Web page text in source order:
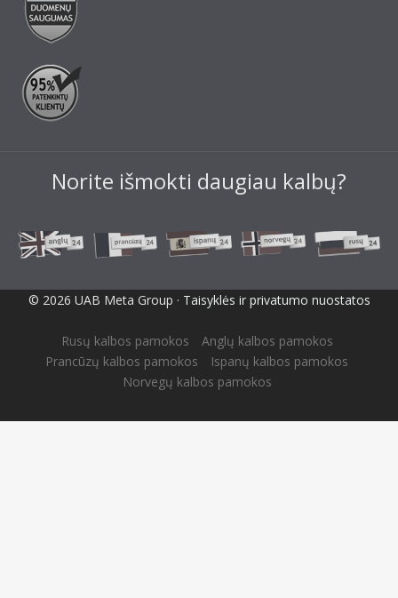
Norite išmokti daugiau kalbų?
© 2026 UAB Meta Group · Taisyklės ir privatumo nuostatos
Rusų kalbos pamokos
Anglų kalbos pamokos
Prancūzų kalbos pamokos
Ispanų kalbos pamokos
Norvegų kalbos pamokos